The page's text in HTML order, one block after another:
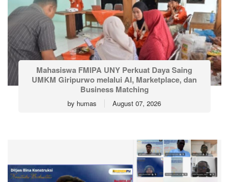
Mahasiswa FMIPA UNY Perkuat Daya Saing
UMKM Giripurwo melalui AI, Marketplace, dan
Business Matching
by humas August 07, 2026